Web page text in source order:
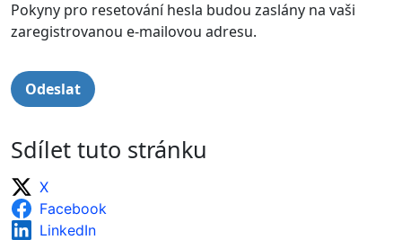
Pokyny pro resetování hesla budou zaslány na vaši
zaregistrovanou e-mailovou adresu.
Sdílet tuto stránku
X
Facebook
LinkedIn